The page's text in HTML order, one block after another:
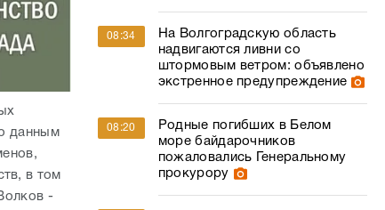
данным
в том
-
08:34
На Волгоградскую область
надвигаются ливни со
штормовым ветром: объявлено
экстренное предупреждение
08:20
Родные погибших в Белом
море байдарочников
пожаловались Генеральному
прокурору